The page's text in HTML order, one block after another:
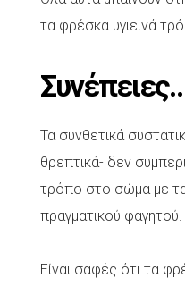
τα φρέσκα υγιεινά
Τα συνθετικά
θρεπτικά- δεν
τρόπο στο σώμα με
πραγματικού φαγητού.
Είναι σαφές ότι τα